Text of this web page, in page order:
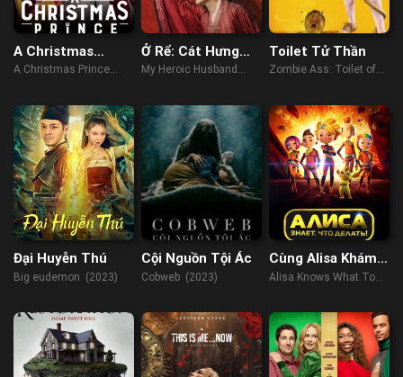
A Christmas
Prince
A Christmas Prince
Ở Rể: Cát Hưng
Cao Chiếu
My Heroic Husband
Toilet Tử Thần
Zombie Ass: Toilet of
Đại Huyễn Thú
Big eudemon (2023)
Cội Nguồn Tội Ác
Cobweb (2023)
Cùng Alisa Khám
Phá Vũ Trụ
Alisa Knows What To